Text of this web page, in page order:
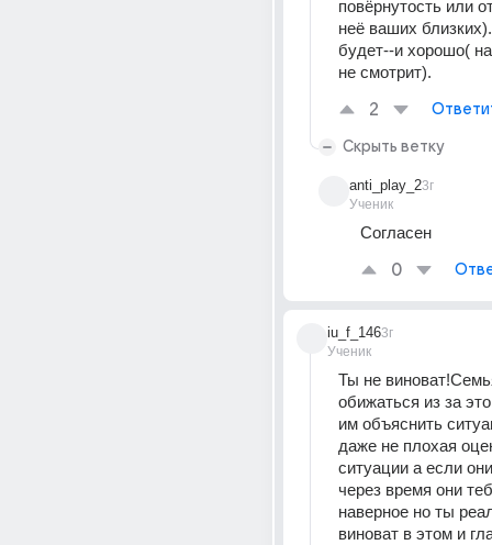
повёрнутость или
неё ваших
будет--и хорошо(
не смотрит).
2
Скрыть ветку
anti_play_2
Ученик
3г
Согласен
0
iu_f_146
Ученик
3г
Ты не
обижаться из за
им объяснить
даже не плохая
ситуации а если
через время они
наверное но ты
виноват в этом и